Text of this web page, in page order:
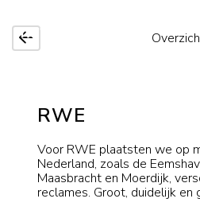
RWE
Voor RWE plaatsten we op
Nederland, zoals de
Maasbracht en Moerdijk,
reclames. Groot, duidelijk en